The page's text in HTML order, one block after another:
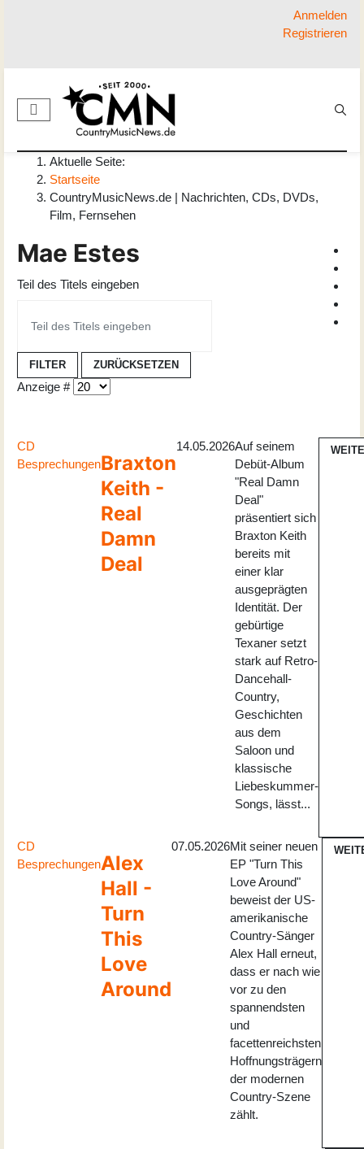
Anmelden
Registrieren
Aktuelle Seite:
Startseite
CountryMusicNews.de | Nachrichten, CDs, DVDs,
Film, Fernsehen
Mae Estes
Teil des Titels eingeben
FILTER ZURÜCKSETZEN
Anzeige #
CD
BesprechungenBraxton
Keith -
Real
Damn
Deal
14.05.2026Auf seinem
Debüt-Album
"Real Damn
Deal"
präsentiert sich
Braxton Keith
bereits mit
einer klar
ausgeprägten
Identität. Der
gebürtige
Texaner setzt
stark auf Retro-
Dancehall-
Country,
Geschichten
aus dem
Saloon und
klassische
Liebeskummer-
Songs, lässt...
CD
BesprechungenAlex
Hall -
Turn
This
Love
Around
07.05.2026Mit seiner neuen
EP "Turn This
Love Around"
beweist der US-
amerikanische
Country-Sänger
Alex Hall erneut,
dass er nach wie
vor zu den
spannendsten
und
facettenreichsten
Hoffnungsträgern
der modernen
Country-Szene
zählt.